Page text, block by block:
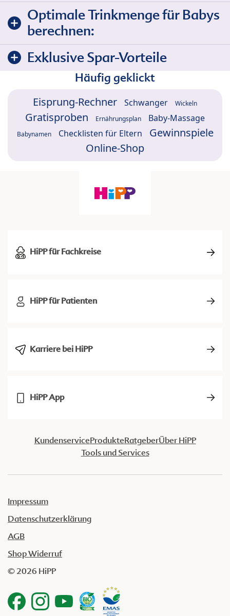
Optimale Trinkmenge für Babys
berechnen:
Exklusive Spar-Vorteile
Häufig geklickt
Eisprung-Rechner Schwanger Wickeln
Gratisproben Ernährungsplan Baby-Massage
Babynamen Checklisten für Eltern
Gewinnspiele
Online-Shop
HiPP für Fachkreise
HiPP für Patienten
Karriere bei HiPP
HiPP App
KundenserviceProdukteRatgeberÜber HiPP
Tools und Services
Impressum
Datenschutzerklärung
AGB
Shop Widerruf
© 2026 HiPP